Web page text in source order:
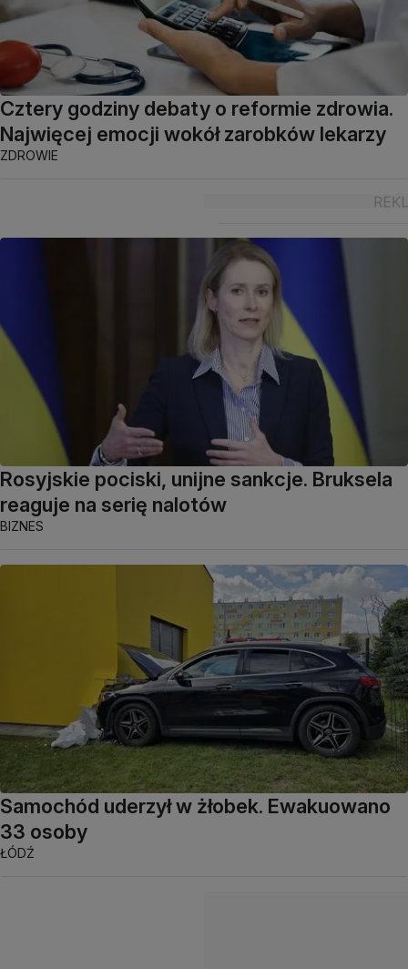
Cztery godziny debaty o reformie zdrowia.
Najwięcej emocji wokół zarobków lekarzy
ZDROWIE
Rosyjskie pociski, unijne sankcje. Bruksela
reaguje na serię nalotów
BIZNES
Samochód uderzył w żłobek. Ewakuowano
33 osoby
ŁÓDŹ